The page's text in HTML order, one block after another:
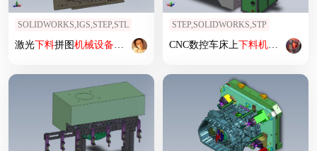
SOLIDWORKS,IGS,STEP,STL
激光下料拼图机械设备 SOLIDWORKS 2014, STEP _ IGES, STL
STEP,SOLIDWORKS,STP
CNC数控车床上下料机械 手非标